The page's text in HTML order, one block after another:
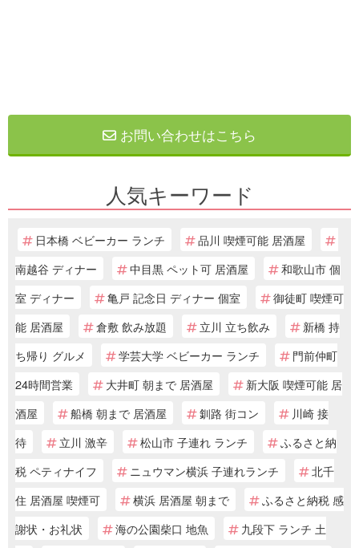
お問い合わせはこちら
人気キーワード
日本橋 ベビーカー ランチ
品川 喫煙可能 居酒屋
南越谷 ディナー
中目黒 ペット可 居酒屋
和歌山市 個
室 ディナー
亀戸 記念日 ディナー 個室
御徒町 喫煙可
能 居酒屋
倉敷 飲み放題 立川 立ち飲み
新橋 持
ち帰り グルメ
学芸大学 ベビーカー ランチ
門前仲町
24時間営業
大井町 朝まで 居酒屋
新大阪 喫煙可能 居
酒屋
船橋 朝まで 居酒屋 釧路 街コン
川崎 接
待
立川 激辛 松山市 子連れ ランチ
ふるさと納
税 ペティナイフ
ニュウマン横浜 子連れランチ
北千
住 居酒屋 喫煙可
横浜 居酒屋 朝まで
ふるさと納税 感
謝状・お礼状
海の公園柴口 地魚
九段下 ランチ 土